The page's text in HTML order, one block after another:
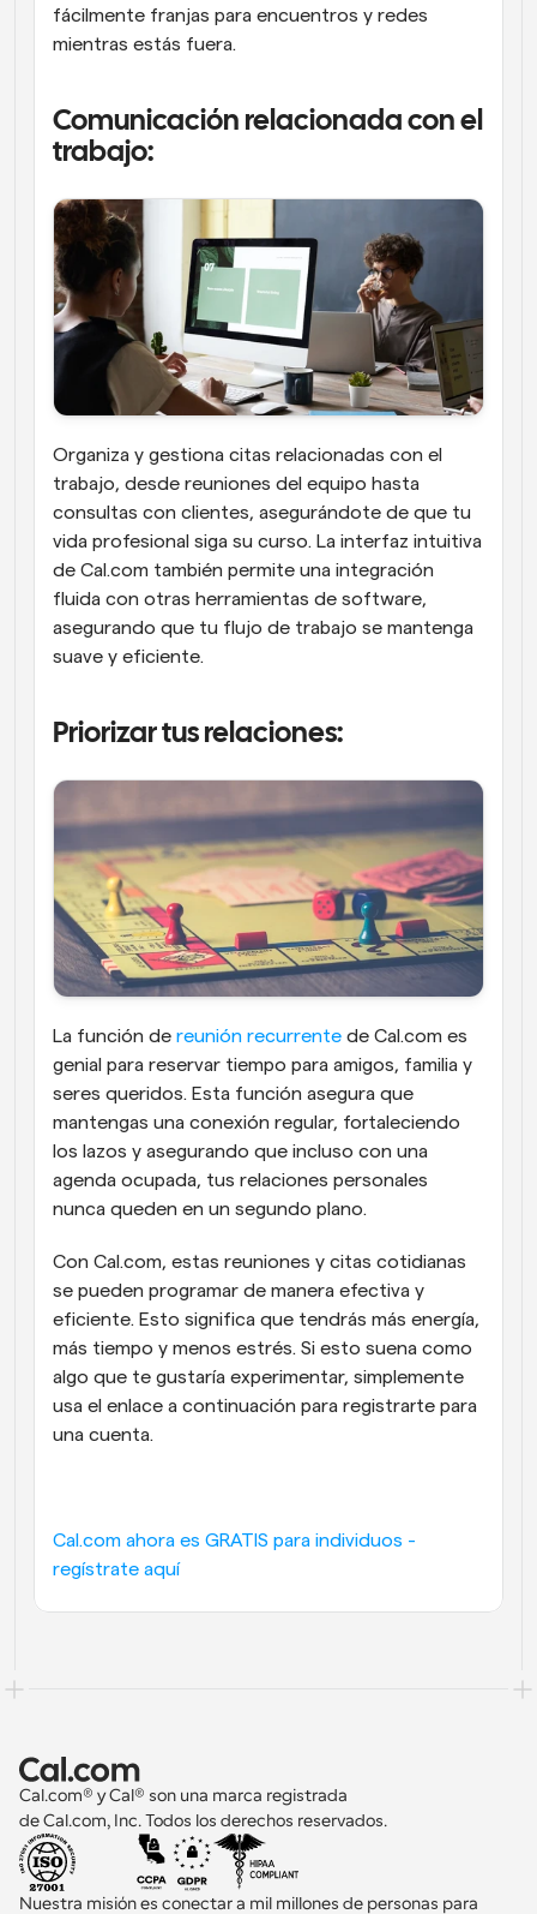
fácilmente franjas para encuentros y redes
mientras estás fuera.
Comunicación relacionada con el
trabajo:
Organiza y gestiona citas relacionadas con el
trabajo, desde reuniones del equipo hasta
consultas con clientes, asegurándote de que tu
vida profesional siga su curso. La interfaz intuitiva
de Cal.com también permite una integración
fluida con otras herramientas de software,
asegurando que tu flujo de trabajo se mantenga
suave y eficiente.
Priorizar tus relaciones:
La función de reunión recurrente de Cal.com es
genial para reservar tiempo para amigos, familia y
seres queridos. Esta función asegura que
mantengas una conexión regular, fortaleciendo
los lazos y asegurando que incluso con una
agenda ocupada, tus relaciones personales
nunca queden en un segundo plano.
Con Cal.com, estas reuniones y citas cotidianas
se pueden programar de manera efectiva y
eficiente. Esto significa que tendrás más energía,
más tiempo y menos estrés. Si esto suena como
algo que te gustaría experimentar, simplemente
usa el enlace a continuación para registrarte para
una cuenta.
Cal.com ahora es GRATIS para individuos -
regístrate aquí
Cal.com® y Cal® son una marca registrada
de Cal.com, Inc. Todos los derechos reservados.
Nuestra misión es conectar a mil millones de personas para